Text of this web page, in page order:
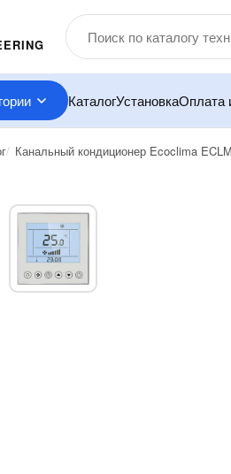
КаталогУстановкаОплата
Канальный кондиционер Ecoclima